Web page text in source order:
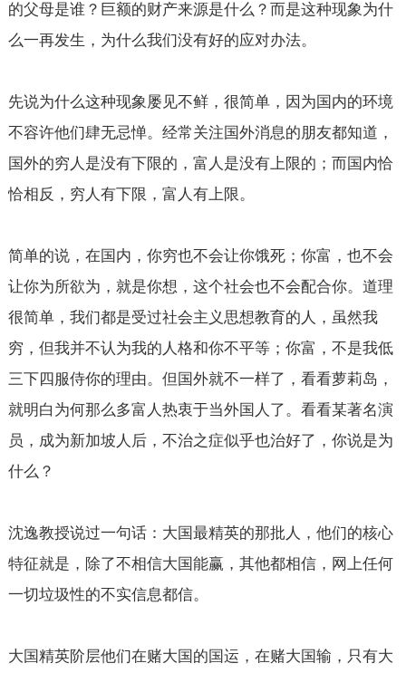
的父母是谁？巨额的财产来源是什么？而是这种现象为什
么一再发生，为什么我们没有好的应对办法。
先说为什么这种现象屡见不鲜，很简单，因为国内的环境
不容许他们肆无忌惮。经常关注国外消息的朋友都知道，
国外的穷人是没有下限的，富人是没有上限的；而国内恰
恰相反，穷人有下限，富人有上限。
简单的说，在国内，你穷也不会让你饿死；你富，也不会
让你为所欲为，就是你想，这个社会也不会配合你。道理
很简单，我们都是受过社会主义思想教育的人，虽然我
穷，但我并不认为我的人格和你不平等；你富，不是我低
三下四服侍你的理由。但国外就不一样了，看看萝莉岛，
就明白为何那么多富人热衷于当外国人了。看看某著名演
员，成为新加坡人后，不治之症似乎也治好了，你说是为
什么？
沈逸教授说过一句话：大国最精英的那批人，他们的核心
特征就是，除了不相信大国能赢，其他都相信，网上任何
一切垃圾性的不实信息都信。
大国精英阶层他们在赌大国的国运，在赌大国输，只有大